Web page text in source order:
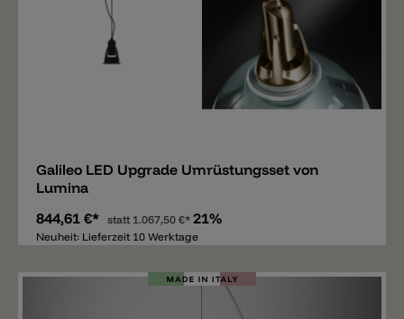
Galileo LED Upgrade Umrüstungsset von
Lumina
844,61 €* statt 1.067,50 €* 21%
Neuheit: Lieferzeit 10 Werktage